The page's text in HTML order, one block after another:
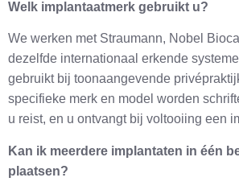
Welk implantaatmerk gebruikt u?
We werken met Straumann, Nobel
dezelfde internationaal erkende
gebruikt bij toonaangevende
specifieke merk en model worden
u reist, en u ontvangt bij voltooiing een
Kan ik meerdere implantaten in één
plaatsen?